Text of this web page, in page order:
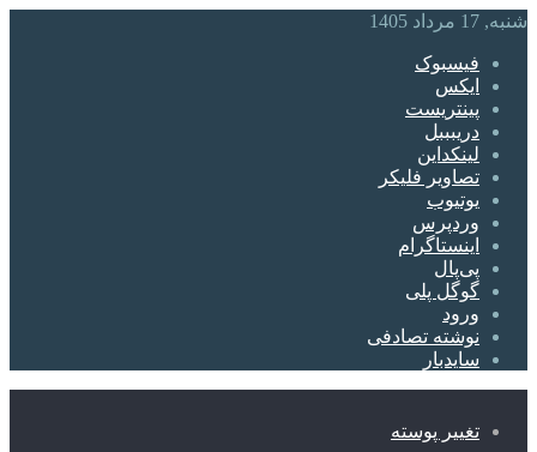
شنبه, 17 مرداد 1405
فیسبوک
ایکس
پینتریست
دریبببل
لینکداین
تصاویر فلیکر
یوتیوب
وردپرس
اینستاگرام
پی‌پال
گوگل پلی
ورود
نوشته تصادفی
سایدبار
تغییر پوسته